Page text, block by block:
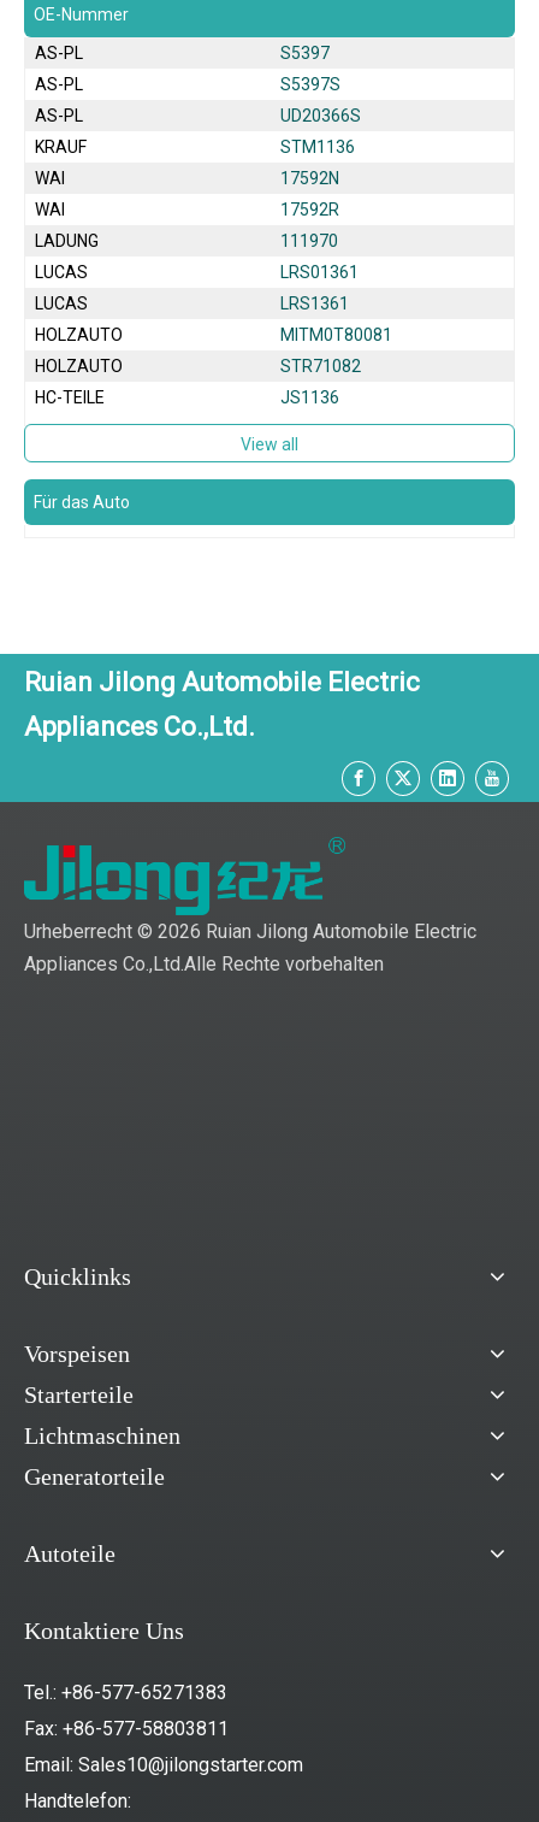
OE-Nummer
AS-PL
S5397
AS-PL
S5397S
AS-PL
UD20366S
KRAUF
STM1136
WAI
17592N
WAI
17592R
LADUNG
111970
LUCAS
LRS01361
LUCAS
LRS1361
HOLZAUTO
MITM0T80081
HOLZAUTO
STR71082
HC-TEILE
JS1136
View all
Für das Auto
Ruian Jilong Automobile Electric
Appliances Co.,Ltd.
Urheberrecht © 2026 Ruian Jilong Automobile Electric
Appliances Co.,Ltd.Alle Rechte vorbehalten
Quicklinks
Vorspeisen
Starterteile
Lichtmaschinen
Generatorteile
Autoteile
Kontaktiere Uns
Tel.: +86-577-65271383
Fax: +86-577-58803811
Email: Sales10@jilongstarter.com
Handtelefon: